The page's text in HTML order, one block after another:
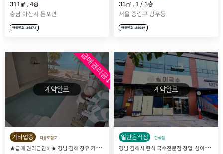
311㎡ , 4층
충남 아산시 둔포면
매물번호 : 34873
33㎡ , 1 / 3층
서울 중랑구 망우동
매물번호 : 35089
급매권리금↓
기타업종 다용도점포
★
급매 권리금인하★ 경남 김해 장유 키즈풀 키즈카페 그라운드풀 매장 매매 양도
일반음식점 한식점
경
남 김해시 한식 국수전문점 창업, 심이국수 매장 매매 양도양수